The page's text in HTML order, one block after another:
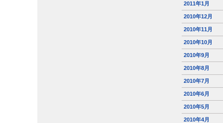
2011年1月
2010年12月
2010年11月
2010年10月
2010年9月
2010年8月
2010年7月
2010年6月
2010年5月
2010年4月